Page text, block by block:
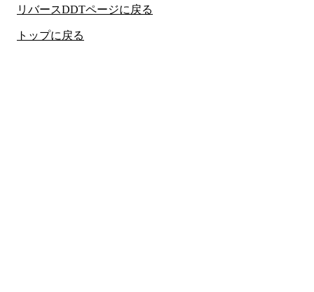
リバースDDTページに戻る
トップに戻る